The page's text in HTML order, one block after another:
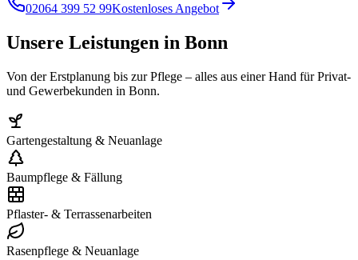
02064 399 52 99Kostenloses Angebot
Unsere Leistungen in Bonn
Von der Erstplanung bis zur Pflege – alles aus einer Hand für Privat-
und Gewerbekunden in Bonn.
Gartengestaltung & Neuanlage
Baumpflege & Fällung
Pflaster- & Terrassenarbeiten
Rasenpflege & Neuanlage